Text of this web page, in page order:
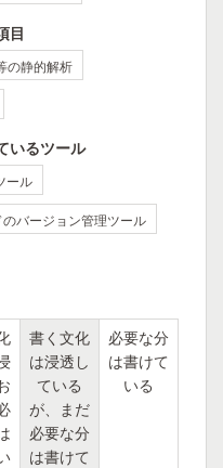
目
の静的解析
いるツール
ール
のバージョン管理ツール
書く文化
は浸透し
ている
が、まだ
必要な分
は書けて
必要な分
は書けて
いる